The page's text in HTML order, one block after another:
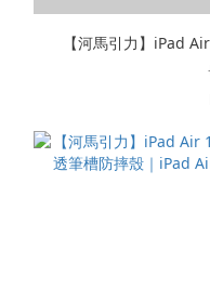
【河馬引力】iPad